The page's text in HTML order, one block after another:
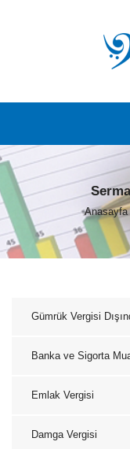
Anasayfa
Gümrük Vergisi
Banka ve Sigorta
Emlak Vergisi
Damga Vergisi